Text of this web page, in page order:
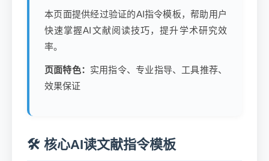
本页面提供经过验证的AI指令模板，帮助用户
快速掌握AI文献阅读技巧，提升学术研究效
率。
页面特色： 实用指令、专业指导、工具推荐、
效果保证
🛠️ 核心AI读文献指令模板